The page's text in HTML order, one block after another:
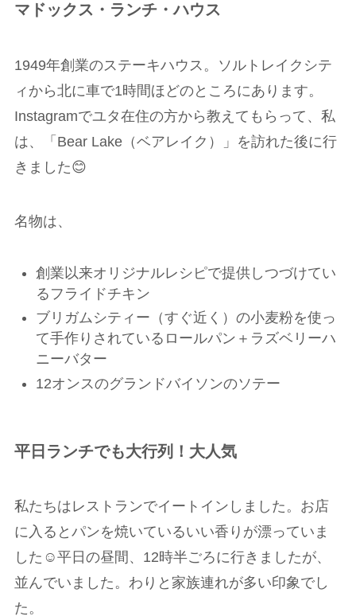
マドックス・ランチ・ハウス
1949年創業のステーキハウス。ソルトレイクシテ
ィから北に車で1時間ほどのところにあります。
Instagramでユタ在住の方から教えてもらって、私
は、「Bear Lake（ベアレイク）」を訪れた後に行
きました😊
名物は、
創業以来オリジナルレシピで提供しつづけてい
るフライドチキン
ブリガムシティー（すぐ近く）の小麦粉を使っ
て手作りされているロールパン＋ラズベリーハ
ニーバター
12オンスのグランドバイソンのソテー
平日ランチでも大行列！大人気
私たちはレストランでイートインしました。お店
に入るとパンを焼いているいい香りが漂っていま
した☺️平日の昼間、12時半ごろに行きましたが、
並んでいました。わりと家族連れが多い印象でし
た。